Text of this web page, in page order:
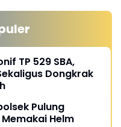
TP 529 SBA,
Dongkrak
Pulung
Helm